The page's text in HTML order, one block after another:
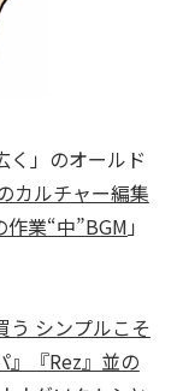
く」のオールド
カルチャー編集
作業“中”BGM 」
う シンプルこそ
』『Rez』並の